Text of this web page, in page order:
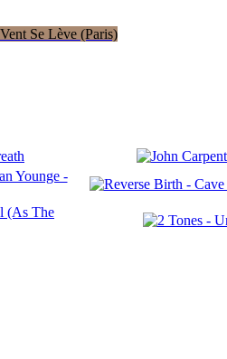
Se Lève (Paris)